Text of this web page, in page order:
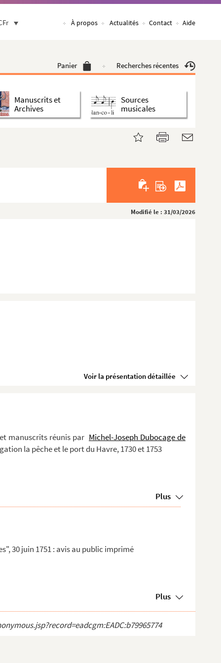
À propos Actualités Contact Aide
Panier Recherches récentes
Manuscrits et
Archives
Sources
musicales
Modifié le : 31/03/2026
Voir la présentation détaillée
manuscrits réunis par Michel-Joseph Dubocage de
la pêche et le port du Havre, 1730 et 1753
Plus
30 juin 1751 : avis au public imprimé
Plus